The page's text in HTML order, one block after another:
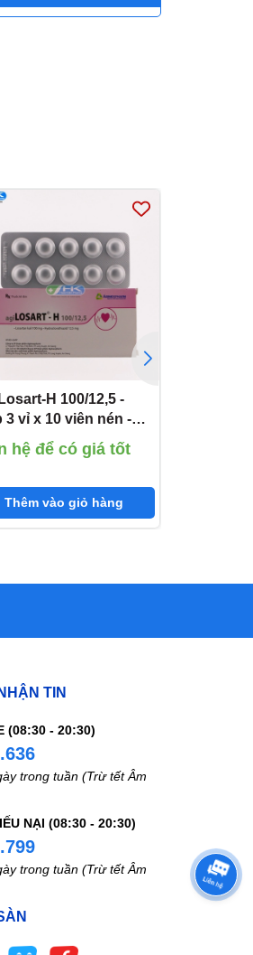
H 100/12,5 -
3 vỉ x 10 viên nén -
mg;
hệ để có giá tốt
Thêm vào giỏ hàng
TIN
(08:30 - 20:30)
trong tuần (Trừ tết Âm
NẠI (08:30 - 20:30)
trong tuần (Trừ tết Âm